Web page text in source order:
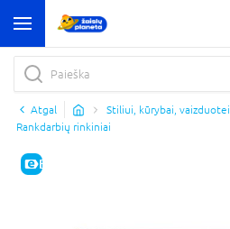
Atgal Stiliui, kūrybai, vaizduotei
Rankdarbių rinkiniai
E-KAINA